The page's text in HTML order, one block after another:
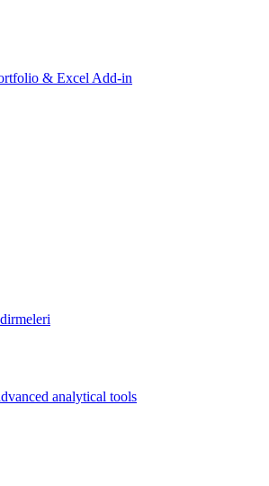
& Excel Add-in
analytical tools